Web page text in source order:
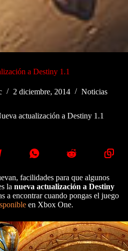
a Destiny 1.1
2 diciembre, 2014 Noticias
actualización a Destiny 1.1
facilidades para que algunos
la nueva actualización a Destiny
a encontrar cuando pongas el juego
en Xbox One.